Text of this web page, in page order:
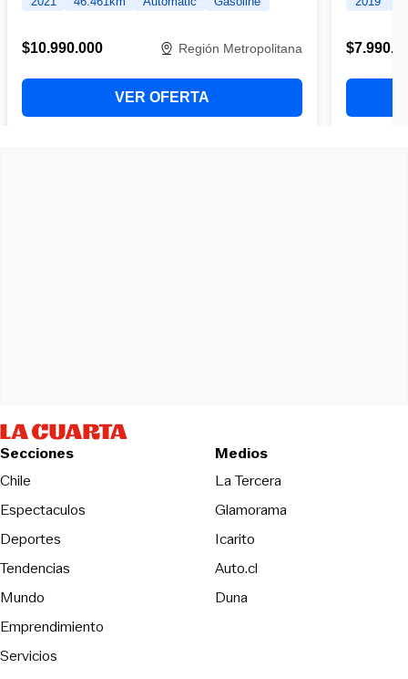
Secciones
Chile
Espectaculos
Deportes
Tendencias
Mundo
Emprendimiento
Servicios
Medios
La TerceraOpens in new
Glamorama
Icarito
Auto.cl
DunaOpens in new window